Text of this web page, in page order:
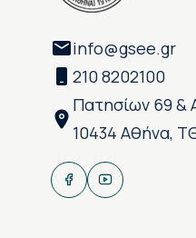
info@gsee.gr
210 8202100
Πατησίων 69 &
10434 Αθήνα,